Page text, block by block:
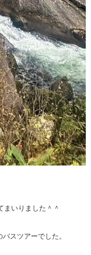
まいりました＾＾
スツアーでした。